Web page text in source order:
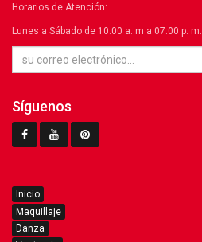
Horarios de Atención:
Lunes a Sábado de 10:00 a. m a 07:00 p. m.
Síguenos
Inicio
Maquillaje
Danza